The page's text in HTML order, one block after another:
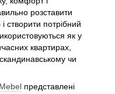
розставити
створити потрібний
як у
квартирах,
чи
представлені